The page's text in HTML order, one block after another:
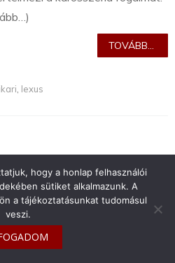
TOVÁBB...
lexus
Toyota Klub Magyarország
hogy a honlap felhasználói
sütiket alkalmazunk. A
a tájékoztatásunkat tudomásul
veszi.